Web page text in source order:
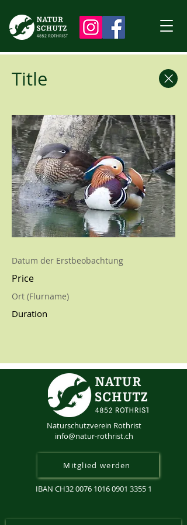
Title
Datum der Erstbeobachtung
Price
Ort (Flurname)
Duration
Naturschutzverein Rothrist
info@natur-rothrist.ch
Mitglied werden
IBAN CH320076 1016 0901 3355 1